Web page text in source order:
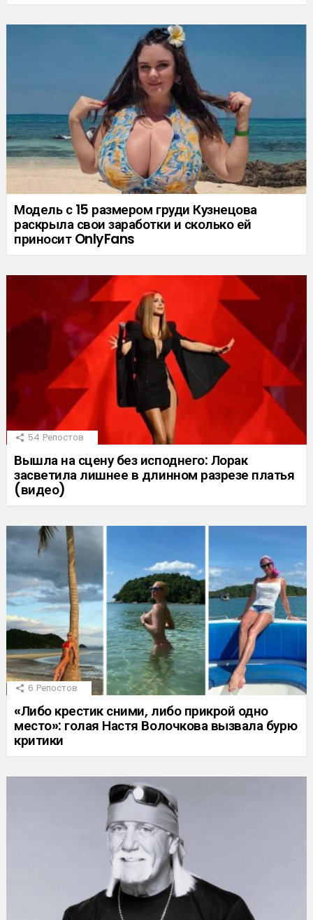
Модель с 15 размером груди Кузнецова
раскрыла свои заработки и сколько ей
приносит OnlyFans
54 Репостов
Вышла на сцену без исподнего: Лорак
засветила лишнее в длинном разрезе платья
(видео)
6 Репостов
«Либо крестик сними, либо прикрой одно
место»: голая Настя Волочкова вызвала бурю
критики